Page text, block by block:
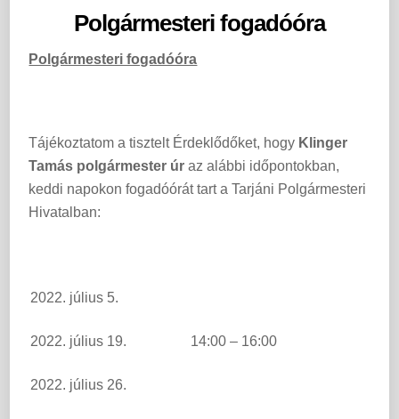
Polgármesteri fogadóóra
Polgármesteri fogadóóra
Tájékoztatom a tisztelt Érdeklődőket, hogy Klinger
Tamás polgármester úr az alábbi időpontokban,
keddi napokon fogadóórát tart a Tarjáni Polgármesteri
Hivatalban:
2022. július 5.
14:00 – 16:00
2022. július 19.
2022. július 26.